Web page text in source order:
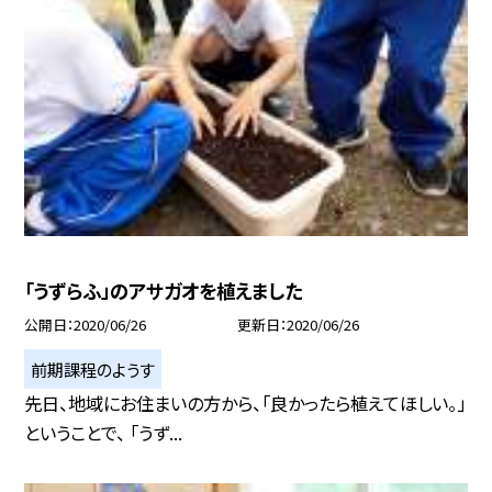
「うずらふ」のアサガオを植えました
公開日 2020/06/26 更新日 2020/06/26
前期課程のようす
先日、地域にお住まいの方から、「良かったら植えてほしい。」
ということで、 「うず...